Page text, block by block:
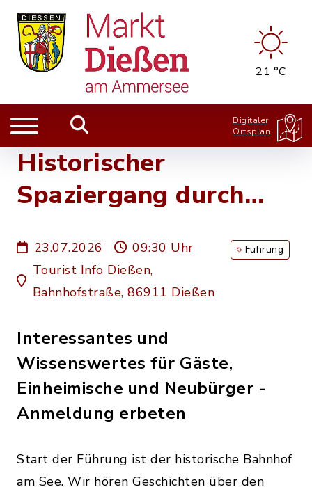
21 °C
Digitaler
Ortsplan
Historischer
Spaziergang durch
23.07.2026
09:30 Uhr
Tourist Info Dießen,
Bahnhofstraße, 86911 Dießen
Führung
Interessantes und
Wissenswertes für Gäste,
Einheimische und Neubürger -
Anmeldung erbeten
Start der Führung ist der historische Bahnhof
am See. Wir hören Geschichten über den